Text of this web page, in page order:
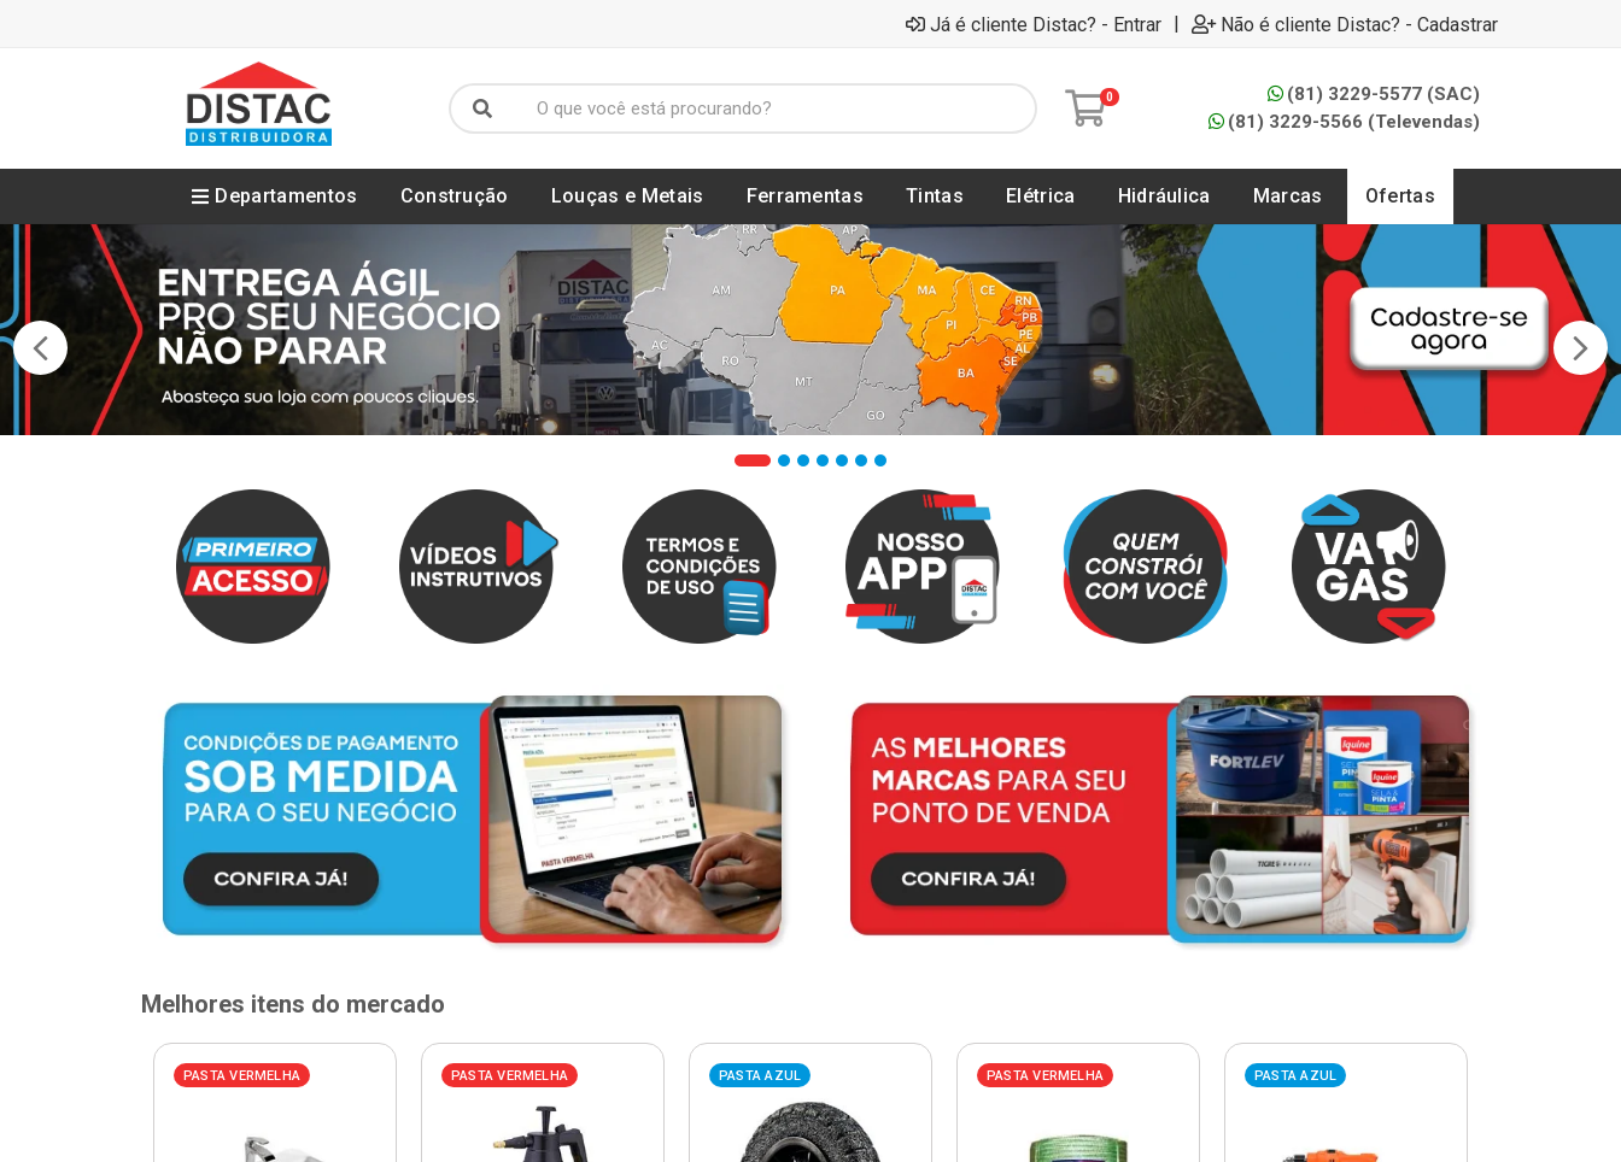
Já é cliente Distac? - Entrar | Não é cliente Distac? - Cadastrar
0
(81) 3229-5577 (SAC)
(81) 3229-5566 (Televendas)
Departamentos Construção Louças e Metais Ferramentas Tintas Elétrica Hidráulica Marcas Ofertas
Melhores itens do mercado
PASTA VERMELHA PASTA VERMELHA PASTA AZUL PASTA VERMELHA PASTA AZUL